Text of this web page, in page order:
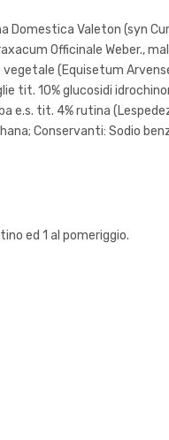
Valeton (syn
Officinale Weber.,
(Equisetum
tit. 10% glucosidi
e.s. tit. 4% rutina
Conservanti: Sodio
ed 1 al pomeriggio.